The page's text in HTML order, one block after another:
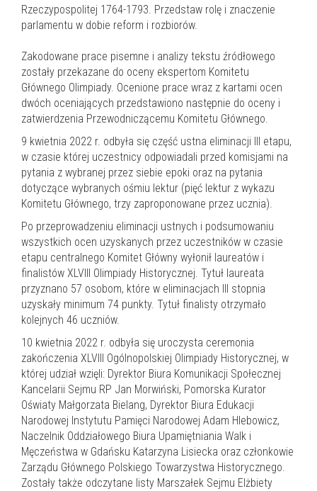
Rzeczypospolitej 1764-1793. Przedstaw rolę i znaczenie
parlamentu w dobie reform i rozbiorów.
Zakodowane prace pisemne i analizy tekstu źródłowego
zostały przekazane do oceny ekspertom Komitetu
Głównego Olimpiady. Ocenione prace wraz z kartami ocen
dwóch oceniających przedstawiono następnie do oceny i
zatwierdzenia Przewodniczącemu Komitetu Głównego.
9 kwietnia 2022 r. odbyła się część ustna eliminacji III etapu,
w czasie której uczestnicy odpowiadali przed komisjami na
pytania z wybranej przez siebie epoki oraz na pytania
dotyczące wybranych ośmiu lektur (pięć lektur z wykazu
Komitetu Głównego, trzy zaproponowane przez ucznia).
Po przeprowadzeniu eliminacji ustnych i podsumowaniu
wszystkich ocen uzyskanych przez uczestników w czasie
etapu centralnego Komitet Główny wyłonił laureatów i
finalistów XLVIII Olimpiady Historycznej. Tytuł laureata
przyznano 57 osobom, które w eliminacjach III stopnia
uzyskały minimum 74 punkty. Tytuł finalisty otrzymało
kolejnych 46 uczniów.
10 kwietnia 2022 r. odbyła się uroczysta ceremonia
zakończenia XLVIII Ogólnopolskiej Olimpiady Historycznej, w
której udział wzięli: Dyrektor Biura Komunikacji Społecznej
Kancelarii Sejmu RP Jan Morwiński, Pomorska Kurator
Oświaty Małgorzata Bielang, Dyrektor Biura Edukacji
Narodowej Instytutu Pamięci Narodowej Adam Hlebowicz,
Naczelnik Oddziałowego Biura Upamiętniania Walk i
Męczeństwa w Gdańsku Katarzyna Lisiecka oraz członkowie
Zarządu Głównego Polskiego Towarzystwa Historycznego.
Zostały także odczytane listy Marszałek Sejmu Elżbiety